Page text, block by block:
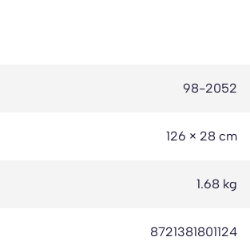
98-2052
126 × 28 cm
1.68 kg
8721381801124